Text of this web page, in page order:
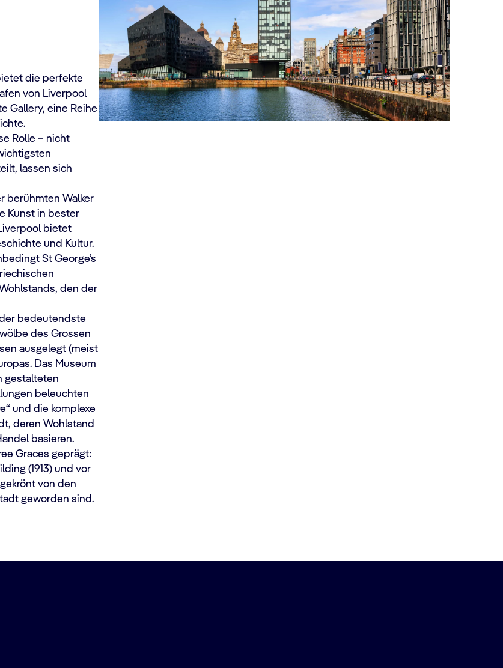
die perfekte
von Liverpool
Gallery, eine Reihe
Rolle – nicht
lassen sich
berühmten Walker
Kunst in bester
bietet
und Kultur.
St George’s
den der
bedeutendste
des Grossen
ausgelegt (meist
Das Museum
gestalteten
beleuchten
und die komplexe
deren Wohlstand
basieren.
Graces geprägt:
(1913) und vor
von den
geworden sind.